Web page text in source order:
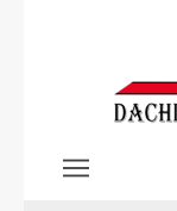
Zum Hauptinhalt